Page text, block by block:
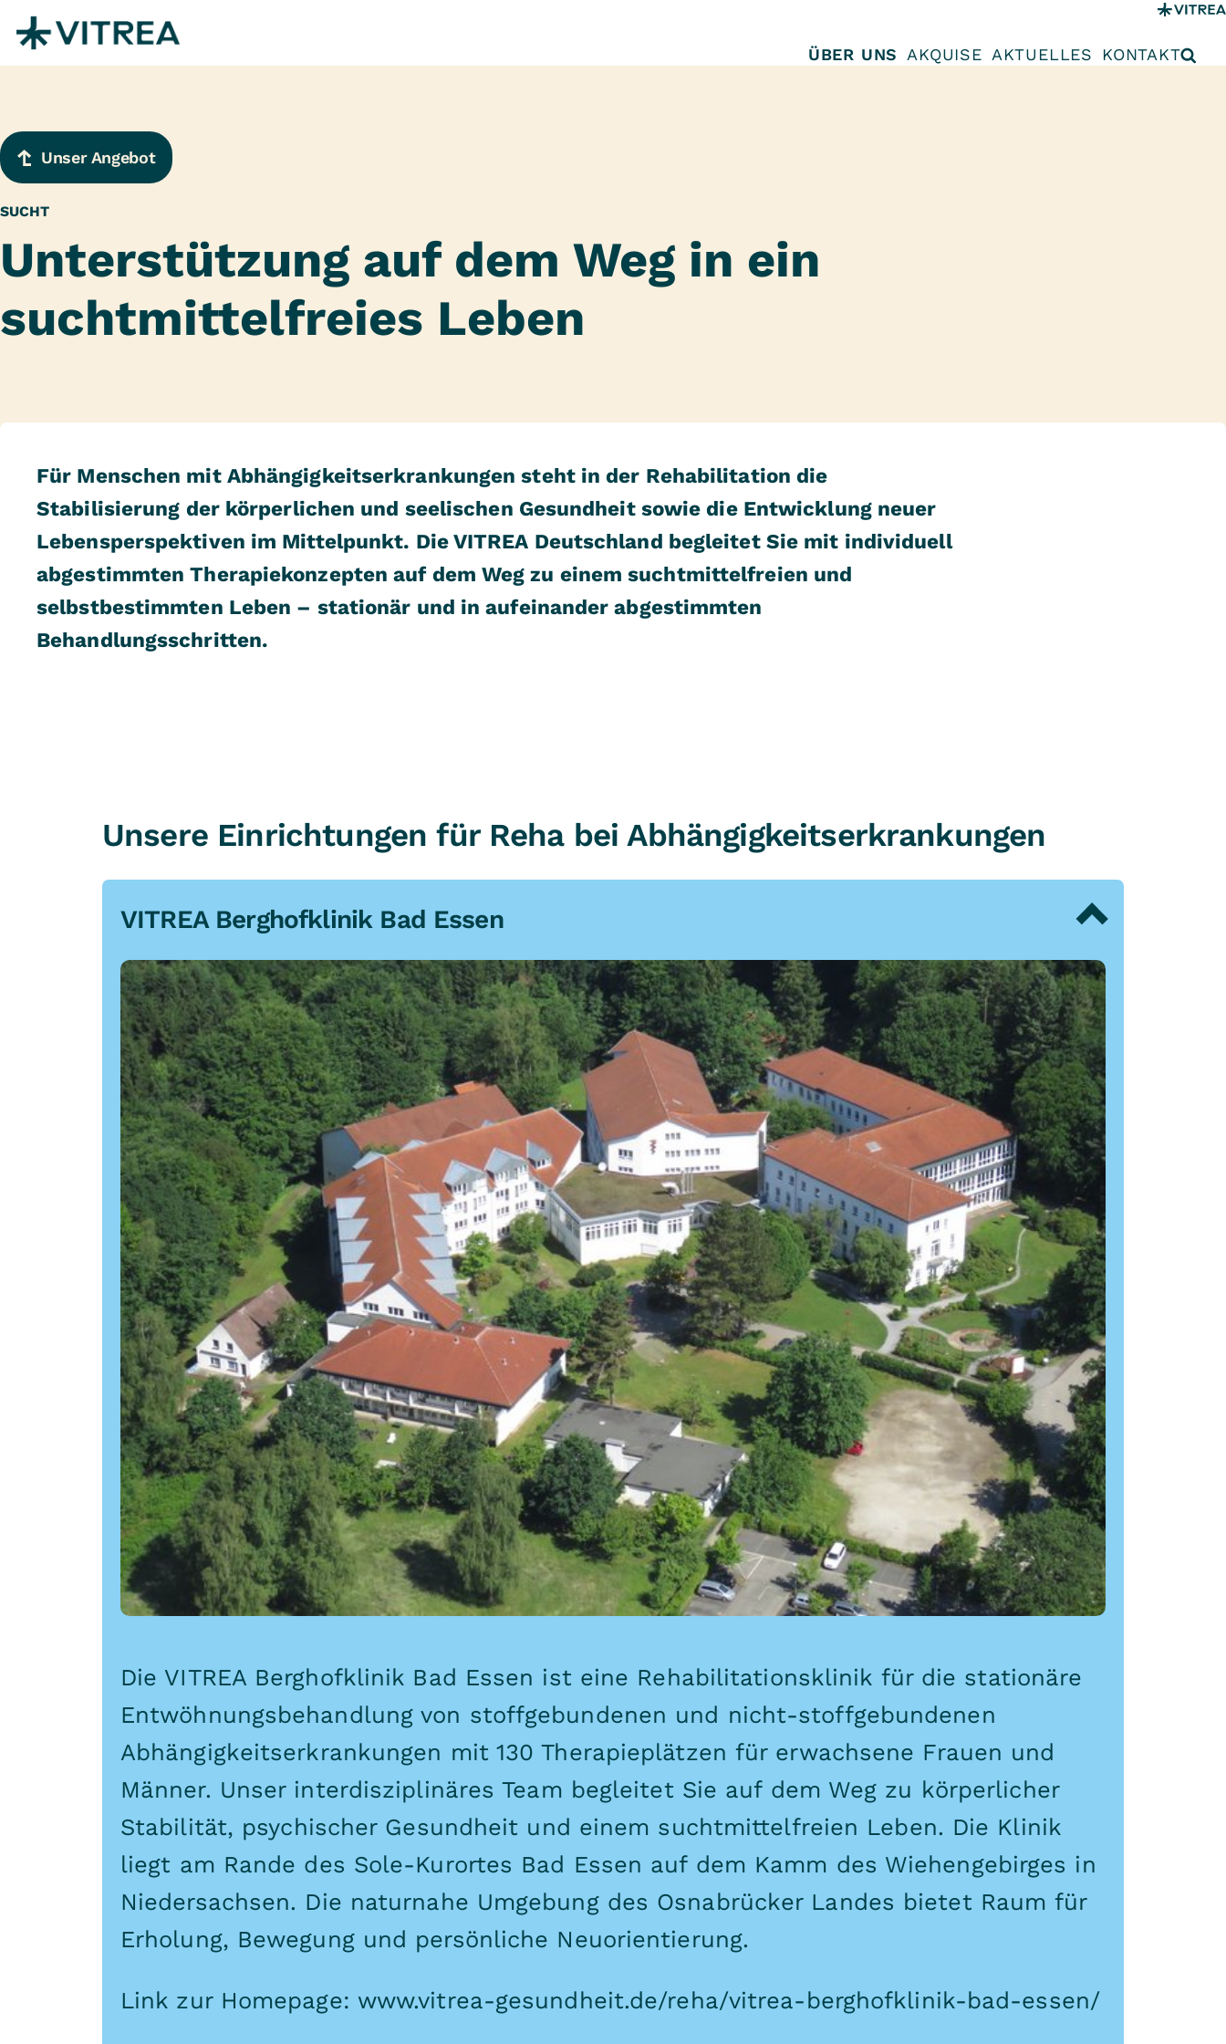
ÜBER UNS AKQUISE AKTUELLES KONTAKT
Unser Angebot
SUCHT
Unterstützung auf dem Weg in ein
suchtmittelfreies Leben
Für Menschen mit Abhängigkeitserkrankungen steht in der Rehabilitation die
Stabilisierung der körperlichen und seelischen Gesundheit sowie die Entwicklung neuer
Lebensperspektiven im Mittelpunkt. Die VITREA Deutschland begleitet Sie mit individuell
abgestimmten Therapiekonzepten auf dem Weg zu einem suchtmittelfreien und
selbstbestimmten Leben – stationär und in aufeinander abgestimmten
Behandlungsschritten.
Unsere Einrichtungen für Reha bei Abhängigkeitserkrankungen
VITREA Berghofklinik Bad Essen
Die VITREA Berghofklinik Bad Essen ist eine Rehabilitationsklinik für die stationäre
Entwöhnungsbehandlung von stoffgebundenen und nicht-stoffgebundenen
Abhängigkeitserkrankungen mit 130 Therapieplätzen für erwachsene Frauen und
Männer. Unser interdisziplinäres Team begleitet Sie auf dem Weg zu körperlicher
Stabilität, psychischer Gesundheit und einem suchtmittelfreien Leben. Die Klinik
liegt am Rande des Sole-Kurortes Bad Essen auf dem Kamm des Wiehengebirges in
Niedersachsen. Die naturnahe Umgebung des Osnabrücker Landes bietet Raum für
Erholung, Bewegung und persönliche Neuorientierung.
Link zur Homepage: www.vitrea-gesundheit.de/reha/vitrea-berghofklinik-bad-essen/